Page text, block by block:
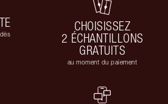
CHOISISSEZ
2 ÉCHANTILLONS
GRATUITS
au moment du paiement